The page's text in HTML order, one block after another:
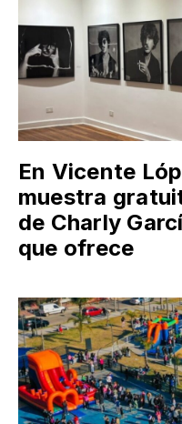
En Vicente
muestra
de Charly
que ofrece